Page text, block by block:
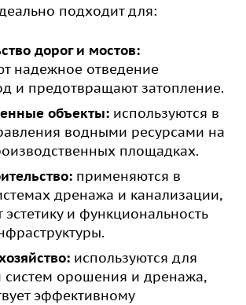
подходит для:
дорог и мостов:
надежное отведение
и предотвращают затопление.
объекты: используются в
водными ресурсами на
площадках.
применяются в
дренажа и канализации,
эстетику и функциональность
используются для
систем орошения и дренажа,
эффективному